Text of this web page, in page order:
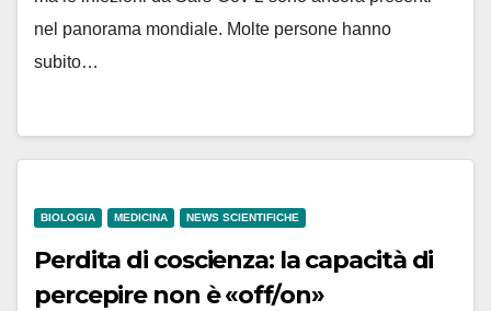
nel panorama mondiale. Molte persone hanno
subito…
BIOLOGIA MEDICINA NEWS SCIENTIFICHE
Perdita di coscienza: la capacità di
percepire non è «off/on»